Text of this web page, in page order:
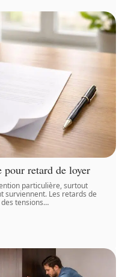
pour retard de loyer
particulière, surtout
surviennent. Les retards de
tensions…